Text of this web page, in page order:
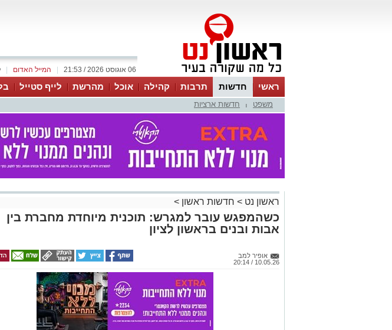
המייל האדום 06 אוגוסט 2026 / 21:53
ראשי חדשות תרבות קהילה אוכל מהרשת לייף סטייל
משפט חדשות ארציות
ראשון נט > חדשות ראשון >
כשהמפגש עובר למגרש: תוכנית מיוחדת מחברת בין
אבות ובנים בראשון לציון
אופיר למב
10.05.26 / 20:14